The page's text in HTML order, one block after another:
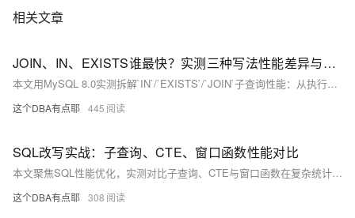
相关文章
JOIN、IN、EXISTS谁最快？实测三种写法性能差异与执行计划深度剖析
本文用MySQL 8.0实测拆解`IN`/`EXISTS`/`JOIN`子查询性能：从执行计划、半连接优化、临时表开销等底层原理出发，结合10万+100万数据实测（`EXISTS`最快95ms），给出三条选型铁律——告别盲从“最佳实践”，只选最适配业务与数据的写法！
这个DBA有点耶 445
SQL改写实战：子查询、CTE、窗口函数性能对比
本文聚焦SQL性能优化，实测对比子查询、CTE与窗口函数在复杂统计、分组排名、递归查询等场景的执行效率。基于MySQL 8.0真实数据（千万级表），揭示窗口函数在“每组取最值”“部门排名”中提速3倍以上，CTE提升可读性与递归能力，而相关子查询易成性能瓶颈。干货满满，避坑必备！
这个DBA有点耶 308